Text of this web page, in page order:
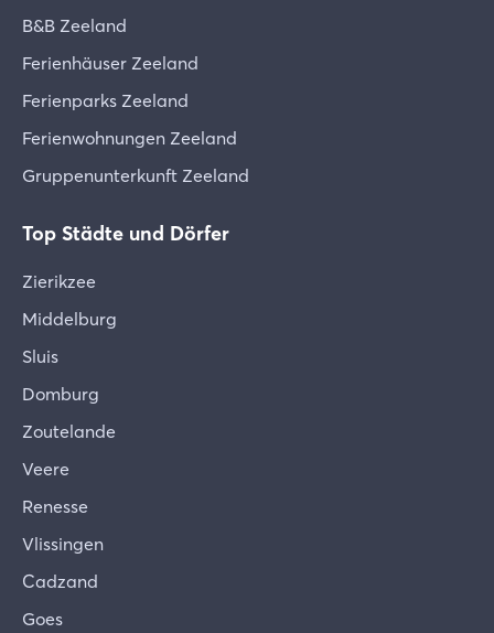
B&B Zeeland
Ferienhäuser Zeeland
Ferienparks Zeeland
Ferienwohnungen Zeeland
Gruppenunterkunft Zeeland
Top Städte und Dörfer
Zierikzee
Middelburg
Sluis
Domburg
Zoutelande
Veere
Renesse
Vlissingen
Cadzand
Goes